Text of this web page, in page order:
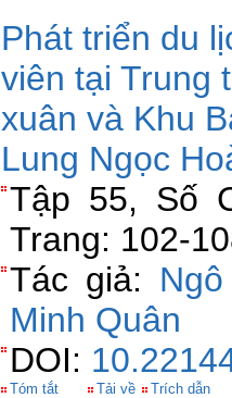
Phát triển du
viên tại Trung
xuân và Khu
Lung Ngọc
Tập 55, Số
Trang: 102-
Tác giả:
Minh Quân
DOI:
Tóm tắt Tải về Trích dẫn